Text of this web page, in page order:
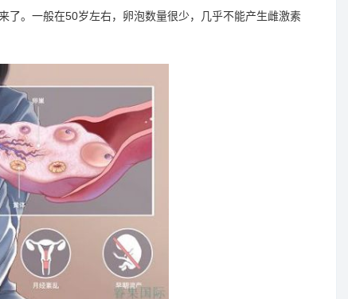
了。一般在50岁左右，卵泡数量很少，几乎不能产生雌激素